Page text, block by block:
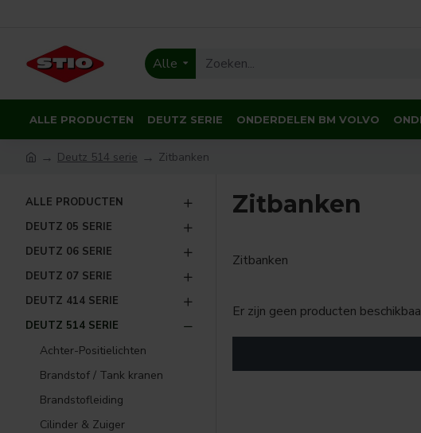
Alle
ALLE PRODUCTEN DEUTZ SERIE ONDERDELEN BM VOLVO
Deutz 514 serie Zitbanken
ALLE PRODUCTEN
DEUTZ 05 SERIE
DEUTZ 06 SERIE
DEUTZ 07 SERIE
DEUTZ 414 SERIE
DEUTZ 514 SERIE
Achter-Positielichten
Brandstof / Tank kranen
Brandstofleiding
Cilinder & Zuiger
Zitbanken
Zitbanken
Er zijn geen producten